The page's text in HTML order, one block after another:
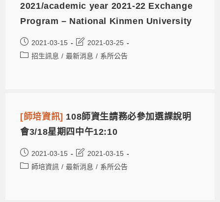
2021/academic year 2021-22 Exchange
Program – National Kinmen University
2021-03-15
2021-03-25
招生訊息 / 最新消息 / 系所公告
[師培資訊] 108師資生請務必參加選課說明
會3/18星期四中午12:10
2021-03-15
2021-03-15
師培資訊 / 最新消息 / 系所公告